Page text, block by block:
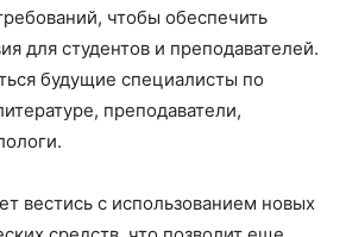
чтобы обеспечить
для студентов и преподавателей.
будущие специалисты по
преподаватели,
вестись с использованием новых